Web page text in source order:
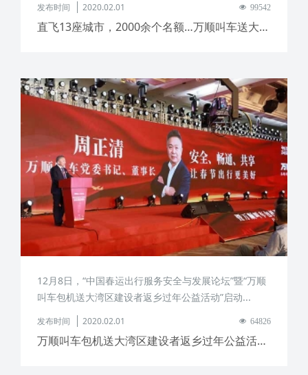
发布时间 2020.02.01 99542
直飞13座城市，2000余个名额…万顺叫车送大湾区建设者回家过年
12月8日，“中国春运出行服务安全与发展论坛”暨“万顺
叫车​包机送大湾区建设者返乡过年公益活动”启动...
发布时间 2020.02.01 64826
万顺叫车包机送大湾区建设者返乡过年公益活动正式启动